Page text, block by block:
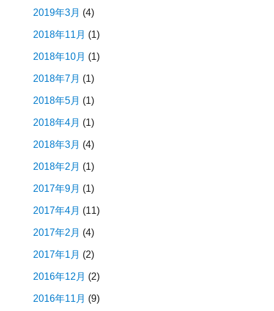
2019年3月 (4)
2018年11月 (1)
2018年10月 (1)
2018年7月 (1)
2018年5月 (1)
2018年4月 (1)
2018年3月 (4)
2018年2月 (1)
2017年9月 (1)
2017年4月 (11)
2017年2月 (4)
2017年1月 (2)
2016年12月 (2)
2016年11月 (9)